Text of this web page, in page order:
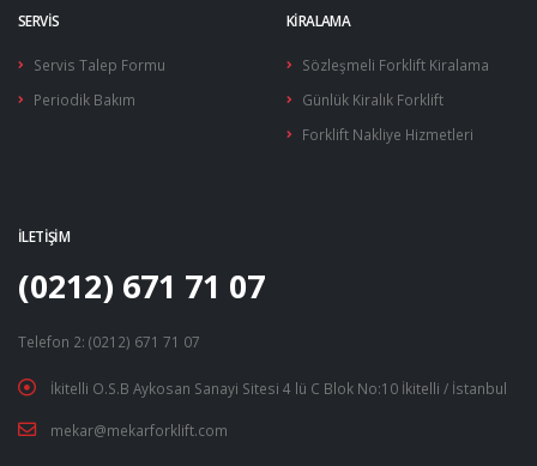
SERVIS
Servis Talep Formu
Periodik Bakım
KIRALAMA
Sözleşmeli Forklift Kiralama
Günlük Kiralık Forklift
Forklift Nakliye Hizmetleri
İLETIŞIM
(0212) 671 71 07
Telefon 2: (0212) 671 71 07
İkitelli O.S.B Aykosan Sanayi Sitesi 4 lü C Blok No:10 İkitelli / İstanbul
mekar@mekarforklift.com